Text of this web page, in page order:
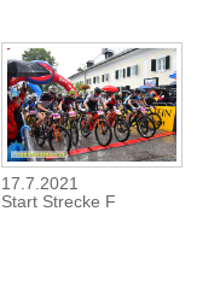
17.7.2021
Start Strecke F